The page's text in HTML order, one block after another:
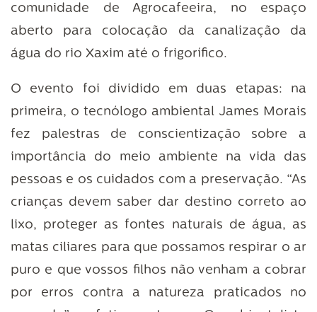
comunidade de Agrocafeeira, no espaço
aberto para colocação da canalização da
gua do rio Xaxim até o frigorífico.
O evento foi dividido em duas etapas: na
primeira, o tecnólogo ambiental James Morais
fez palestras de conscientização sobre a
importância do meio ambiente na vida das
pessoas e os cuidados com a preservação. “As
crianças devem saber dar destino correto ao
lixo, proteger as fontes naturais de água, as
matas ciliares para que possamos respirar o ar
puro e que vossos filhos não venham a cobrar
por erros contra a natureza praticados no